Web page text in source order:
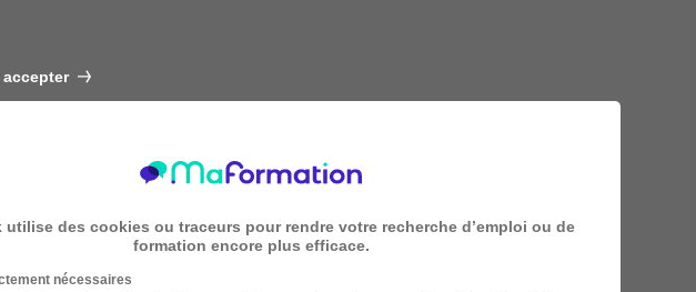
utilise des cookies ou traceurs pour rendre votre recherche d’emploi ou de
formation encore plus efficace.
nécessaires